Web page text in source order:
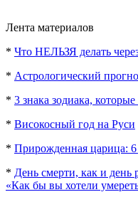
Лента материалов
* Что НЕЛЬЗЯ делать
* Астрологический
* 3 знака зодиака,
* Високосный год на Руси
* Прирожденная царица:
* День смерти, как и день
«Как бы вы хотели